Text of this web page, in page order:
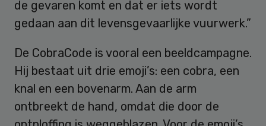
de gevaren komt en dat er iets wordt
gedaan aan dit levensgevaarlijke vuurwerk.”
De CobraCode is vooral een beeldcampagne.
Hij bestaat uit drie emoji’s: een cobra, een
knal en een bovenarm. Aan de arm
ontbreekt de hand, omdat die door de